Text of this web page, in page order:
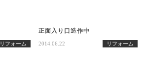
リフォーム
正面入り口造作中
2014.06.22 リフォーム